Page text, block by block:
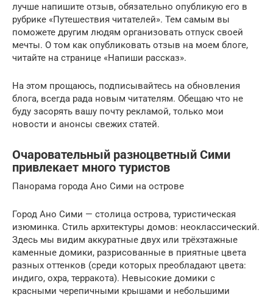
лучше напишите отзыв, обязательно опубликую его в
рубрике «Путешествия читателей». Тем самым вы
поможете другим людям организовать отпуск своей
мечты. О том как опубликовать отзыв на моем блоге,
читайте на странице «Напиши рассказ».
На этом прощаюсь, подписывайтесь на обновления
блога, всегда рада новым читателям. Обещаю что не
буду засорять вашу почту рекламой, только мои
новости и анонсы свежих статей.
Очаровательный разноцветный Сими
привлекает много туристов
Панорама города Ано Сими на острове
Город Ано Сими — столица острова, туристическая
изюминка. Стиль архитектуры домов: неоклассический.
Здесь мы видим аккуратные двух или трёхэтажные
каменные домики, разрисованные в приятные цвета
разных оттенков (среди которых преобладают цвета:
индиго, охра, терракота). Невысокие домики с
красными черепичными крышами и небольшими